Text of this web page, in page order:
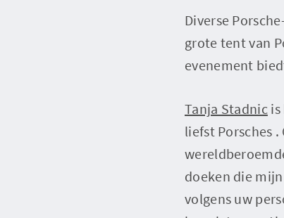
Diverse
grote tent van
evenement
Tanja Stadnicis
liefst Porsches
doeken die
volgens uw